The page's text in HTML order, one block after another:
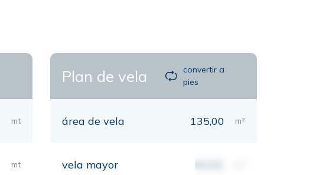
mt
mt
Plan de vela
convertir a
pies
área de vela 135,00 m²
vela mayor 00,00